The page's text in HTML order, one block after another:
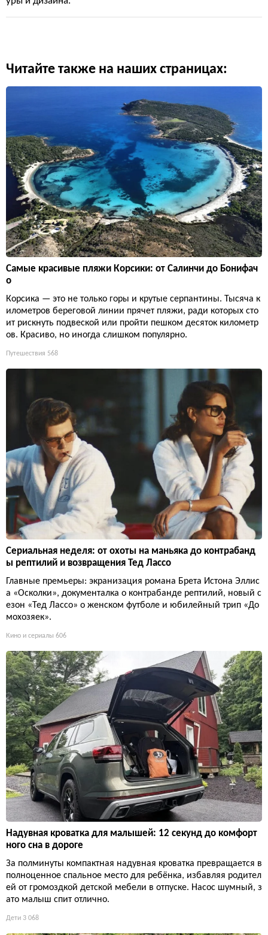
Читайте также на наших страницах:
Самые красивые пляжи Корсики: от Салинчи до Бонифач
о
Корсика — это не только горы и крутые серпантины. Тысяча к
илометров береговой линии прячет пляжи, ради которых сто
ит рискнуть подвеской или пройти пешком десяток километр
ов. Красиво, но иногда слишком популярно.
Путешествия 568
Сериальная неделя: от охоты на маньяка до контрабанд
ы рептилий и возвращения Тед Лассо
Главные премьеры: экранизация романа Брета Истона Эллис
а «Осколки», документалка о контрабанде рептилий, новый с
езон «Тед Лассо» о женском футболе и юбилейный трип «До
мохозяек».
Кино и сериалы 606
Надувная кроватка для малышей: 12 секунд до комфорт
ного сна в дороге
За полминуты компактная надувная кроватка превращается в
полноценное спальное место для ребёнка, избавляя родител
ей от громоздкой детской мебели в отпуске. Насос шумный, з
ато малыш спит отлично.
Дети 3 068